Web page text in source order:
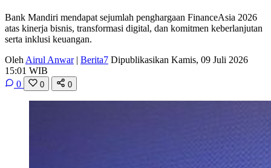
Bank Mandiri mendapat sejumlah penghargaan FinanceAsia 2026
atas kinerja bisnis, transformasi digital, dan komitmen keberlanjutan
serta inklusi keuangan.
Oleh Airul Anwar | Berita7 Dipublikasikan Kamis, 09 Juli 2026
15:01 WIB
0
0 0